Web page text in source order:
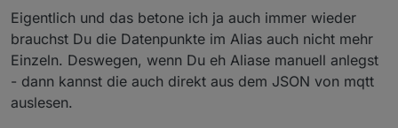
geholfen hast ;-)
Eigentlich und das betone ich ja auch immer wieder
brauchst Du die Datenpunkte im Alias auch nicht mehr
Einzeln. Deswegen, wenn Du eh Aliase manuell anlegst
- dann kannst die auch direkt aus dem JSON von mqtt
auslesen.